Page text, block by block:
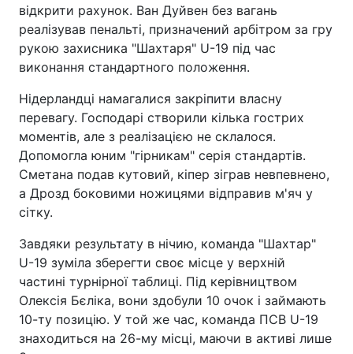
відкрити рахунок. Ван Дуйвен без вагань
реалізував пенальті, призначений арбітром за гру
рукою захисника "Шахтаря" U-19 під час
виконання стандартного положення.
Нідерландці намагалися закріпити власну
перевагу. Господарі створили кілька гострих
моментів, але з реалізацією не склалося.
Допомогла юним "гірникам" серія стандартів.
Сметана подав кутовий, кіпер зіграв невпевнено,
а Дрозд боковими ножицями відправив м'яч у
сітку.
Завдяки результату в нічию, команда "Шахтар"
U-19 зуміла зберегти своє місце у верхній
частині турнірної таблиці. Під керівництвом
Олексія Бєліка, вони здобули 10 очок і займають
10-ту позицію. У той же час, команда ПСВ U-19
знаходиться на 26-му місці, маючи в активі лише